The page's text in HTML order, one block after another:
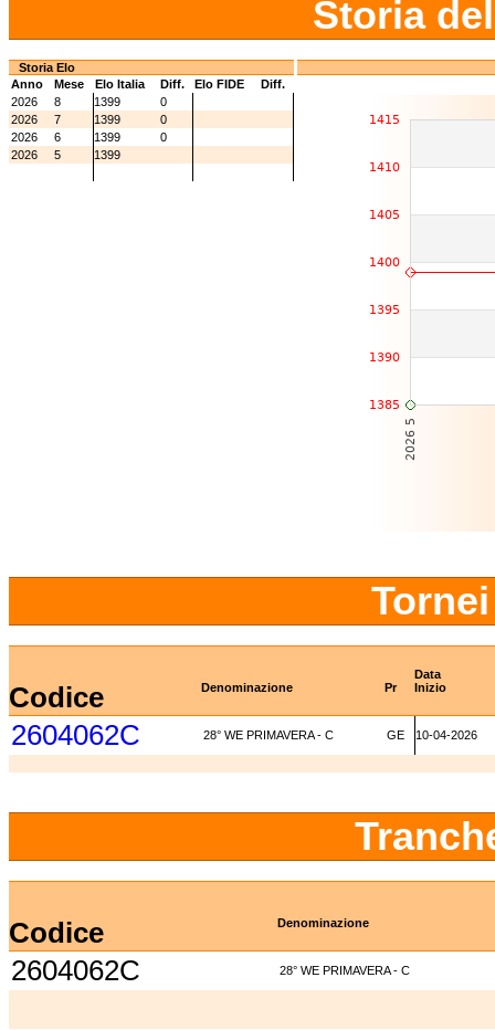
Storia
Storia Elo
Anno
Mese Elo Italia Diff. Elo FIDE
Diff.
2026
8 1399
0
2026
7 1399
0
2026
6 1399
0
2026
5 1399
Data
Codice Denominazione Pr Inizio
2604062C 28° WE PRIMAVERA - C GE 10-04-2026
Codice Denominazione
2604062C 28° WE PRIMAVERA - C